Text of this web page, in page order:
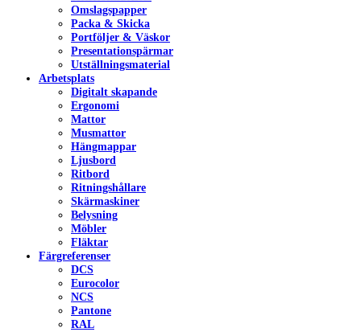
Omslagspapper
Packa & Skicka
Portföljer & Väskor
Presentationspärmar
Utställningsmaterial
Arbetsplats
Digitalt skapande
Ergonomi
Mattor
Musmattor
Hängmappar
Ljusbord
Ritbord
Ritningshållare
Skärmaskiner
Belysning
Möbler
Fläktar
Färgreferenser
DCS
Eurocolor
NCS
Pantone
RAL